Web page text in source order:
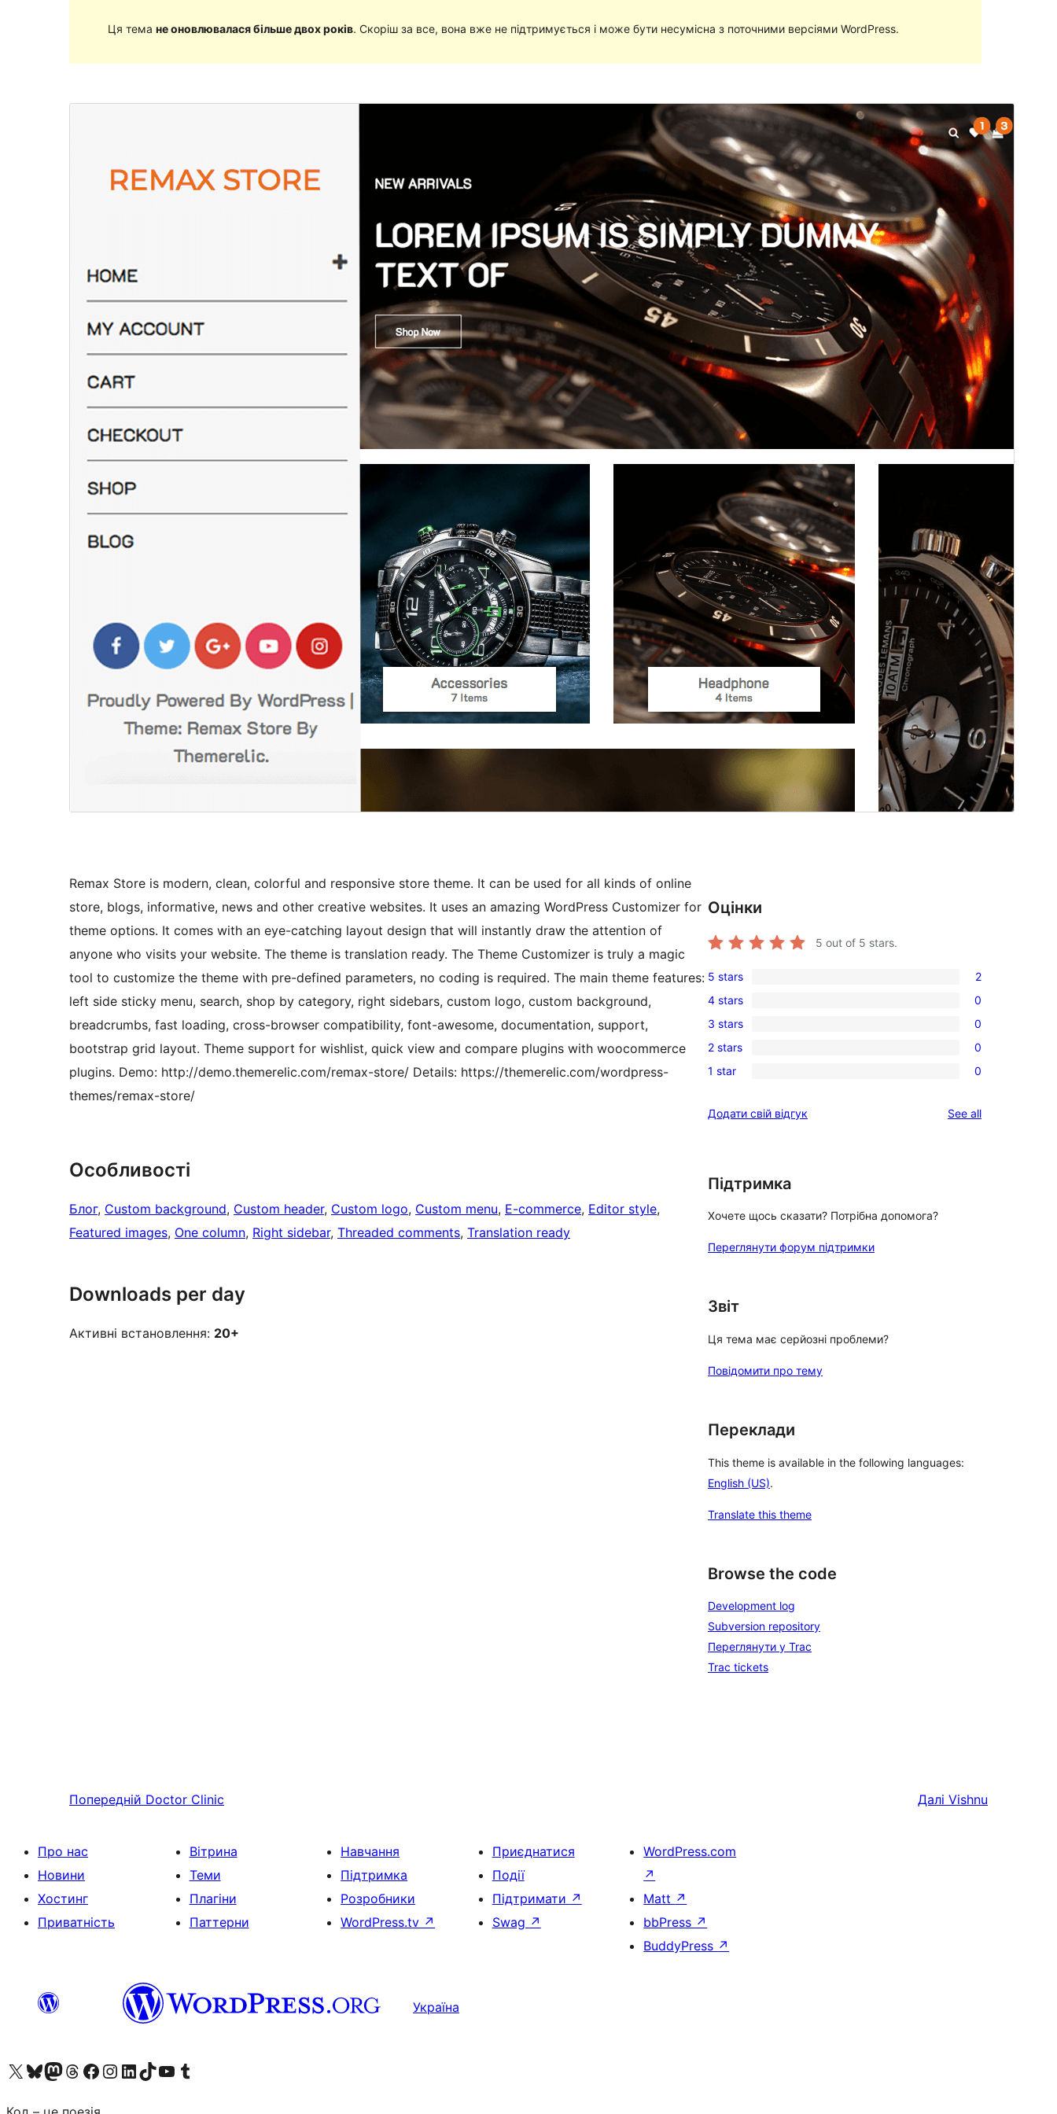
Ця тема не оновлювалася більше двох років. Скоріш за все, вона вже не підтримується і може бути несумісна з поточними версіями WordPress.
Перегляд Завантажити
Версія
1.1.1
Last updated
9 Лютого, 2022
Active installations
20+
PHP version
5.6
Theme homepage
Remax Store is modern, clean, colorful and responsive store theme. It can be used for all kinds of online
store, blogs, informative, news and other creative websites. It uses an amazing WordPress Customizer for
theme options. It comes with an eye-catching layout design that will instantly draw the attention of
anyone who visits your website. The theme is translation ready. The Theme Customizer is truly a magic
tool to customize the theme with pre-defined parameters, no coding is required. The main theme features:
left side sticky menu, search, shop by category, right sidebars, custom logo, custom background,
breadcrumbs, fast loading, cross-browser compatibility, font-awesome, documentation, support,
bootstrap grid layout. Theme support for wishlist, quick view and compare plugins with woocommerce
plugins. Demo: http://demo.themerelic.com/remax-store/ Details: https://themerelic.com/wordpress-
themes/remax-store/
Особливості
Блог, Custom background, Custom header, Custom logo, Custom menu, E-commerce, Editor style
Featured images, One column, Right sidebar, Threaded comments, Translation ready
Downloads per day
Активні встановлення: 20+
Оцінки
5 out of 5 stars.
2
5-
star
reviews
5 stars 2
0
4-
star
reviews
4 stars 0
0
3-
star
3 stars 0
0
2-
reviews
2 stars 0
0
star
1 star 0
Додати свій відгук See allreviews
Підтримка
Хочете щось сказати? Потрібна допомога?
Переглянути форум підтримки
Звіт
Ця тема має серйозні проблеми?
Повідомити про тему
Переклади
This theme is available in the following languages:
English (US).
Translate this theme
Browse the code
Development log
Subversion repository
Переглянути у Trac
Trac tickets
Попередній Doctor Clinic Далі Vishnu
Про нас
Новини
Хостинг
Приватність
Вітрина
Теми
Плагіни
Паттерни
Навчання
Підтримка
Розробники
WordPress.tv ↗
Приєднатися
Події
Підтримати ↗
Swag ↗
WordPress.com
↗
Matt ↗
bbPress ↗
BuddyPress ↗
Україна
Visit our X (formerly Twitter) account
Visit our Bluesky account
Завітайте до нашої стрічки в Mastodon
Visit our Threads account
Завітайте на нашу сторінку в Facebook
Visit our Instagram account
Visit our LinkedIn account
Visit our TikTok account
Visit our YouTube channel
Visit our Tumblr account